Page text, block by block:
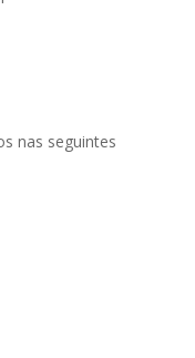
nas seguintes